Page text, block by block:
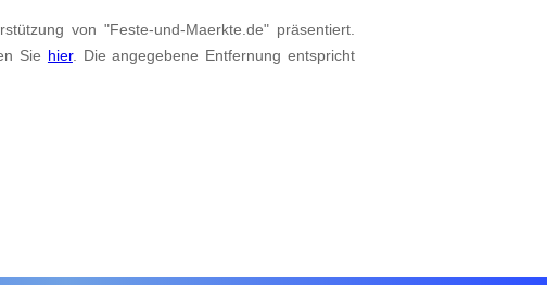
von "Feste-und-Maerkte.de" präsentiert.
Sie hier. Die angegebene Entfernung entspricht